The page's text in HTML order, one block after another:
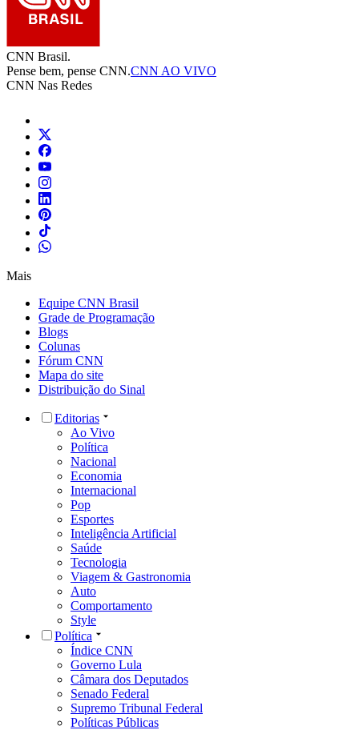
CNN Brasil.
Pense bem, pense CNN.CNN AO VIVO
CNN Nas Redes
Mais
Equipe CNN Brasil
Grade de Programação
Blogs
Colunas
Fórum CNN
Mapa do site
Distribuição do Sinal
Editorias
Ao Vivo
Política
Nacional
Economia
Internacional
Pop
Esportes
Inteligência Artificial
Saúde
Tecnologia
Viagem & Gastronomia
Auto
Comportamento
Style
Política
Índice CNN
Governo Lula
Câmara dos Deputados
Senado Federal
Supremo Tribunal Federal
Políticas Públicas